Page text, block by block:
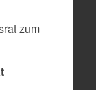
zum